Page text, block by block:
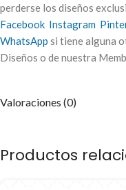
perderse los diseños
Facebook Instagram
WhatsApp si tiene alguna
Diseños o de nuestra
Valoraciones (0)
Productos